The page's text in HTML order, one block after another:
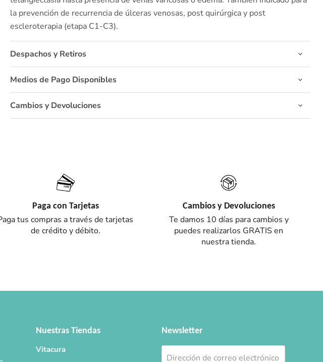
la prevención de recurrencia de úlceras venosas, post quirúrgica y post
escleroterapia (etapa C1-C3).
Despachos y Retiros
Medios de Pago Disponibles
Cambios y Devoluciones
Paga con Tarjetas
tus compras a través de tarjetas
de crédito y débito.
Cambios y Devoluciones
Te damos 10 días para cambios y
puedes realizarlos GRATIS en
nuestra tienda.
Nuestras Tiendas
Vitacura
Newsletter
Dirección de correo electrónico